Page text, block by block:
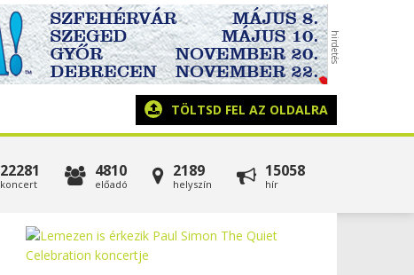
TÖLTSD FEL AZ OLDALRA
22281
koncert
4810
előadó
2189
helyszín
15058
hír